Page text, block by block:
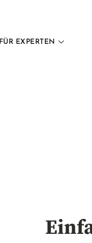
FÜR EXPERTEN